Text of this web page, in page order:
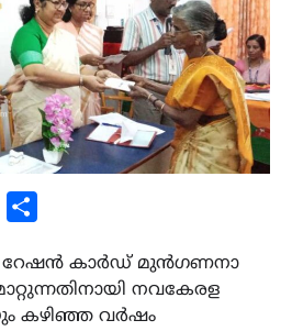
Copy
റേഷൻ കാർഡ് മുൻഗണനാ
നവകേരള
കഴിഞ്ഞ വർഷം